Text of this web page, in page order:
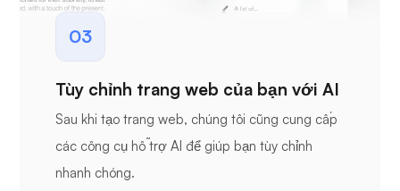
03
Tùy chỉnh trang web của bạn với AI
Sau khi tạo trang web, chúng tôi cũng cung cấp
các công cụ hỗ trợ AI để giúp bạn tùy chỉnh
nhanh chóng.